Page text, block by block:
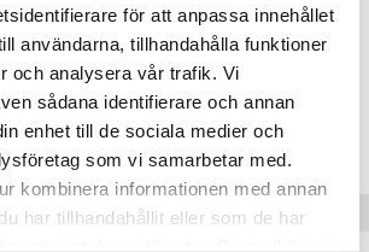
för att anpassa innehållet
användarna, tillhandahålla funktioner
och analysera vår trafik. Vi
sådana identifierare och annan
enhet till de sociala medier och
som vi samarbetar med.
kombinera informationen med annan
har tillhandahållit eller som de har
PPG-6, Sodium Hydroxide, Hexyl Cinnamal,
Populære produkter